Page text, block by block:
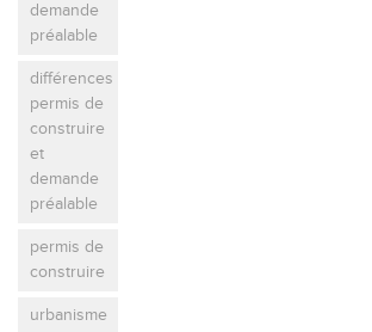
demande
préalable
différences
permis de
construire
et
demande
préalable
permis de
construire
urbanisme